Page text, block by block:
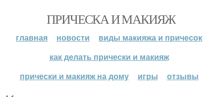
ПРИЧЕСКА И МАКИЯЖ
главная новости
виды макияжа и причесок
как делать прически и макияж
прически и макияж на дому
игры отзывы